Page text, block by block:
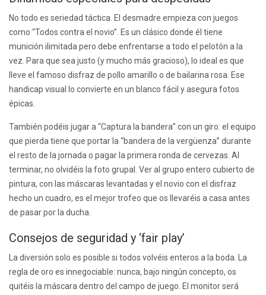
No todo es seriedad táctica. El desmadre empieza con juegos
como “Todos contra el novio”. Es un clásico donde él tiene
munición ilimitada pero debe enfrentarse a todo el pelotón a la
vez. Para que sea justo (y mucho más gracioso), lo ideal es que
lleve el famoso disfraz de pollo amarillo o de bailarina rosa. Ese
handicap visual lo convierte en un blanco fácil y asegura fotos
épicas.
También podéis jugar a “Captura la bandera” con un giro: el equipo
que pierda tiene que portar la “bandera de la vergüenza” durante
el resto de la jornada o pagar la primera ronda de cervezas. Al
terminar, no olvidéis la foto grupal. Ver al grupo entero cubierto de
pintura, con las máscaras levantadas y el novio con el disfraz
hecho un cuadro, es el mejor trofeo que os llevaréis a casa antes
de pasar por la ducha.
Consejos de seguridad y ‘fair play’
La diversión solo es posible si todos volvéis enteros a la boda. La
regla de oro es innegociable: nunca, bajo ningún concepto, os
quitéis la máscara dentro del campo de juego. El monitor será